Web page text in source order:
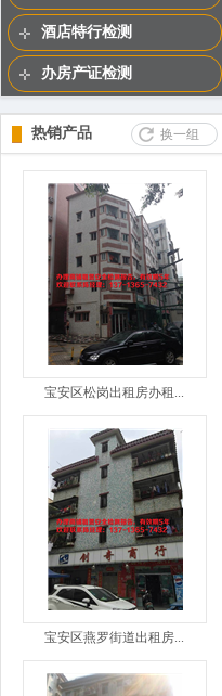
酒店特行检测
办房产证检测
换一组
热销产品
宝安区松岗出租房办租...
宝安区燕罗街道出租房...